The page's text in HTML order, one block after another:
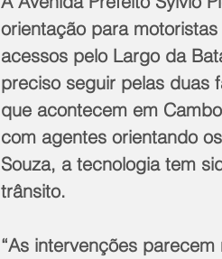
orientação para
acessos pelo Largo da
preciso seguir pelas duas
que acontecem em
com agentes orientando
Souza, a tecnologia tem
trânsito.
“As intervenções